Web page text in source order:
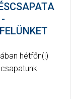
hétfőn(!)